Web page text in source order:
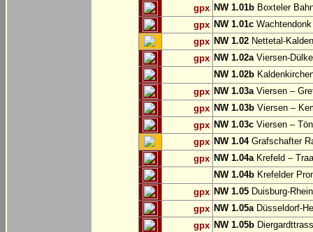
gpx NW 1.01b Boxteler
gpx NW 1.01c Wachtendonk
gpx NW 1.02 Nettetal-
gpx NW 1.02aViersen-
NW 1.02b
gpx NW 1.03aViersen –
gpx NW 1.03b Viersen –
gpx NW 1.03c Viersen –
gpx NW 1.04Grafschafter
gpx NW 1.04aKrefeld –
NW 1.04b Krefelder
gpx NW 1.05 Duisburg-
gpx NW 1.05aDüsseldorf-
gpx NW 1.05b